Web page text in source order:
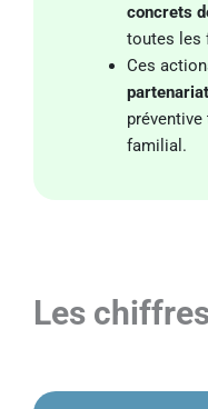
concrets
toutes les
Ces
familial.
Les